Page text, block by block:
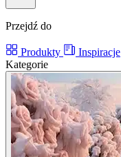
Przejdź do
Produkty
Inspiracje
Kategorie